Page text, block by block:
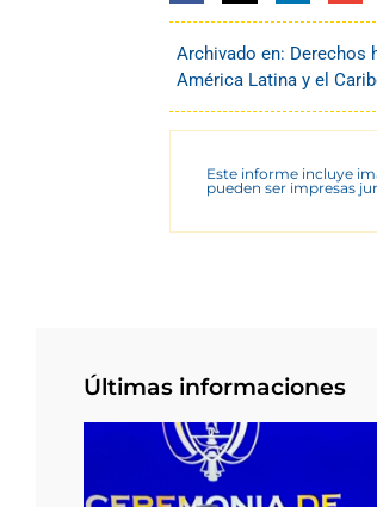
Archivado en: Derechos
América Latina y el
Este informe incluye
pueden ser impresas
Últimas informaciones